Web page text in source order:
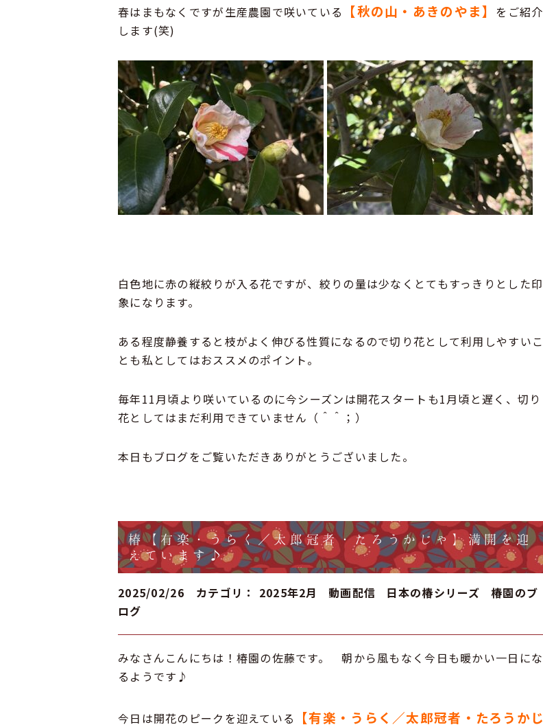
春はまもなくですが生産農園で咲いている 【秋の山・あきのやま】 をご紹介
します(笑)
白色地に赤の縦絞りが入る花ですが、絞りの量は少なくとてもすっきりとした印
象になります。
ある程度静養すると枝がよく伸びる性質になるので切り花として利用しやすいこ
とも私としてはおススメのポイント。
毎年11月頃より咲いているのに今シーズンは開花スタートも1月頃と遅く、切り
花としてはまだ利用できていません（＾＾；）
本日もブログをご覧いただきありがとうございました。
椿【有楽・うらく／太郎冠者・たろうかじゃ】満開を迎
えています♪
2025/02/26 カテゴリ： 2025年2月 動画配信 日本の椿シリーズ
椿園のブ
ログ
みなさんこんにちは！椿園の佐藤です。 朝から風もなく今日も暖かい一日にな
るようです♪
今日は開花のピークを迎えている
【有楽・うらく／太郎冠者・たろうかじ